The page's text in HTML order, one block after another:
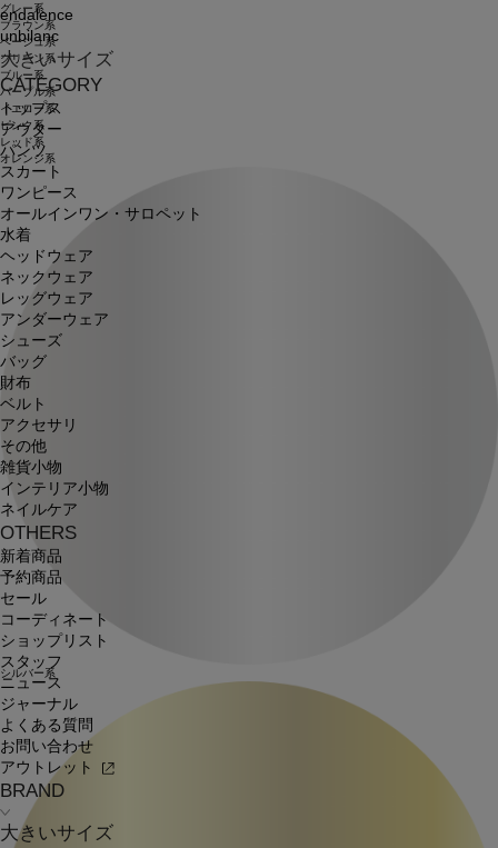
endalence
unbilanc
大きいサイズ
CATEGORY
トップス
アウター
パンツ
スカート
ワンピース
オールインワン・サロペット
水着
ヘッドウェア
ネックウェア
レッグウェア
アンダーウェア
シューズ
バッグ
財布
ベルト
アクセサリ
その他
雑貨小物
インテリア小物
ネイルケア
OTHERS
新着商品
予約商品
セール
コーディネート
ショップリスト
スタッフ
ニュース
ジャーナル
よくある質問
お問い合わせ
アウトレット
BRAND
大きいサイズ
グレー系
ブラウン系
ベージュ系
グリーン系
ブルー系
パープル系
イエロー系
ピンク系
レッド系
オレンジ系
シルバー系